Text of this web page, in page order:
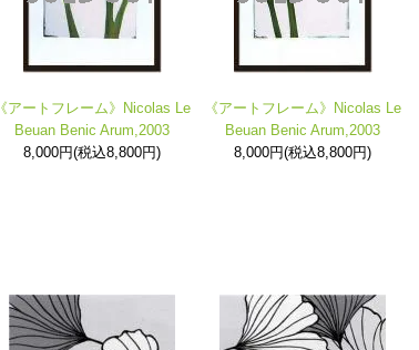
《アートフレーム》Nicolas Le
Beuan Benic Arum,2003
8,000円(税込8,800円)
《アートフレーム》Nicolas Le
Beuan Benic Arum,2003
8,000円(税込8,800円)